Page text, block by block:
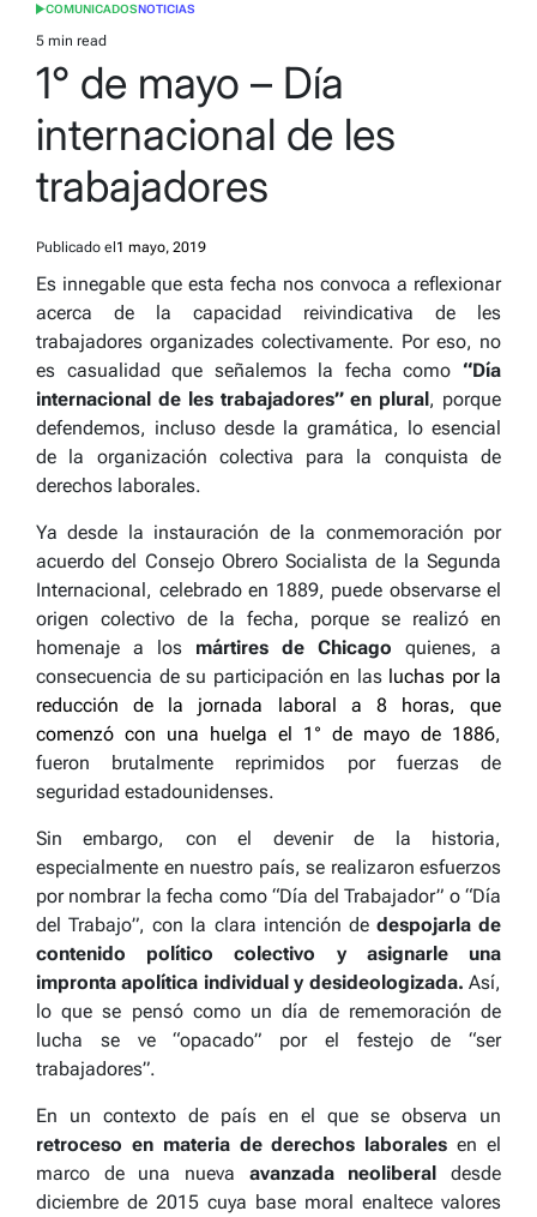
POSTED
IN
COMUNICADOSNOTICIAS
Estimated
read
5 min read
1° de mayo – Día
internacional de les
trabajadores
Publicado el1 mayo, 2019
Es innegable que esta fecha nos convoca a reflexionar
acerca de la capacidad reivindicativa de les
trabajadores organizades colectivamente. Por eso, no
es casualidad que señalemos la fecha como “Día
internacional de les trabajadores” en plural, porque
defendemos, incluso desde la gramática, lo esencial
de la organización colectiva para la conquista de
derechos laborales.
Ya desde la instauración de la conmemoración por
acuerdo del Consejo Obrero Socialista de la Segunda
Internacional, celebrado en 1889, puede observarse el
origen colectivo de la fecha, porque se realizó en
homenaje a los mártires de Chicago quienes, a
consecuencia de su participación en las luchas por la
reducción de la jornada laboral a 8 horas, que
comenzó con una huelga el 1° de mayo de 1886,
fueron brutalmente reprimidos por fuerzas de
seguridad estadounidenses.
Sin embargo, con el devenir de la historia,
especialmente en nuestro país, se realizaron esfuerzos
por nombrar la fecha como “Día del Trabajador” o “Día
del Trabajo”, con la clara intención de despojarla de
contenido políticocolectivo y asignarle una
improntaapolítica individual y desideologizada.Así,
lo que se pensó como un día de rememoración de
lucha se ve “opacado” por el festejo de “ser
trabajadores”.
En un contexto de país en el que se observa un
retroceso en materia de derechos laborales en el
marco de una nueva avanzada neoliberal desde
diciembre de 2015 cuya base moral enaltece valores